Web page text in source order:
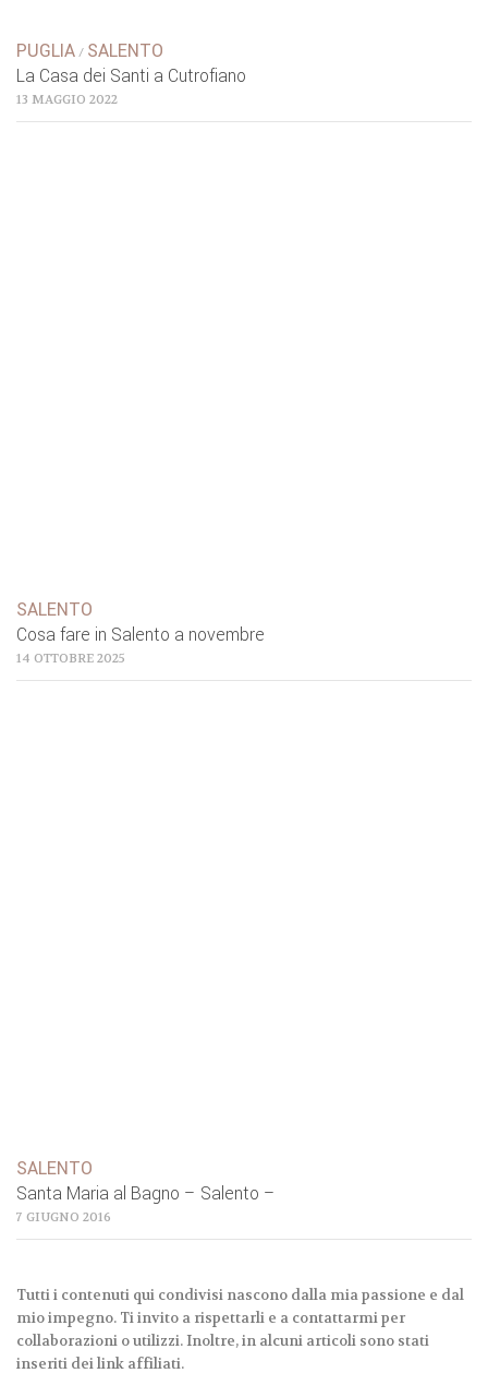
PUGLIA / SALENTO
La Casa dei Santi a Cutrofiano
13 MAGGIO 2022
SALENTO
Cosa fare in Salento a novembre
14 OTTOBRE 2025
SALENTO
Santa Maria al Bagno – Salento –
7 GIUGNO 2016
Tutti i contenuti qui condivisi nascono dalla mia passione e dal
mio impegno. Ti invito a rispettarli e a contattarmi per
collaborazioni o utilizzi. Inoltre, in alcuni articoli sono stati
inseriti dei link affiliati.